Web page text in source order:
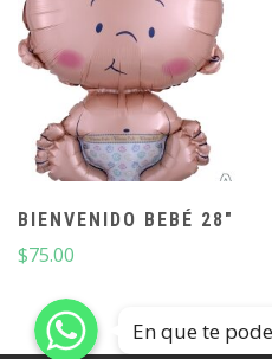
BIENVENIDO BEBÉ 28″
$75.00
En que te